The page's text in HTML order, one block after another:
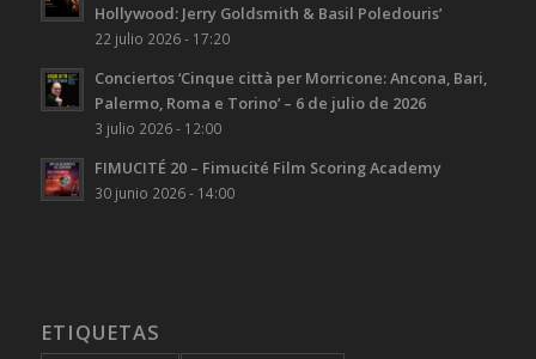
Hollywood: Jerry Goldsmith & Basil Poledouris’
22 julio 2026 - 17:20
Conciertos ‘Cinque città per Morricone: Ancona, Bari,
Palermo, Roma e Torino’ – 6 de julio de 2026
3 julio 2026 - 12:00
FIMUCITÉ 20 – Fimucité Film Scoring Academy
30 junio 2026 - 14:00
ETIQUETAS